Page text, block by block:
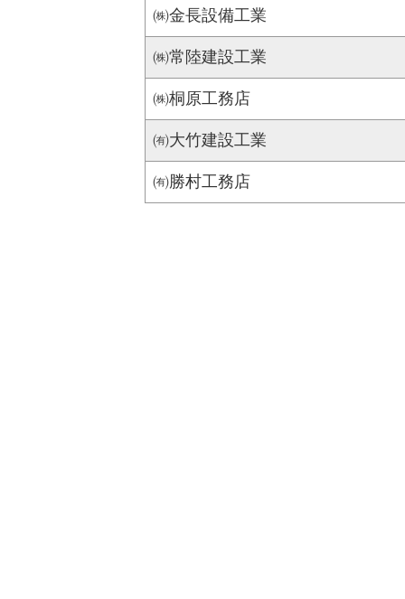
㈱金長設備工業
㈱常陸建設工業
㈱桐原工務店
㈲大竹建設工業
㈲勝村工務店